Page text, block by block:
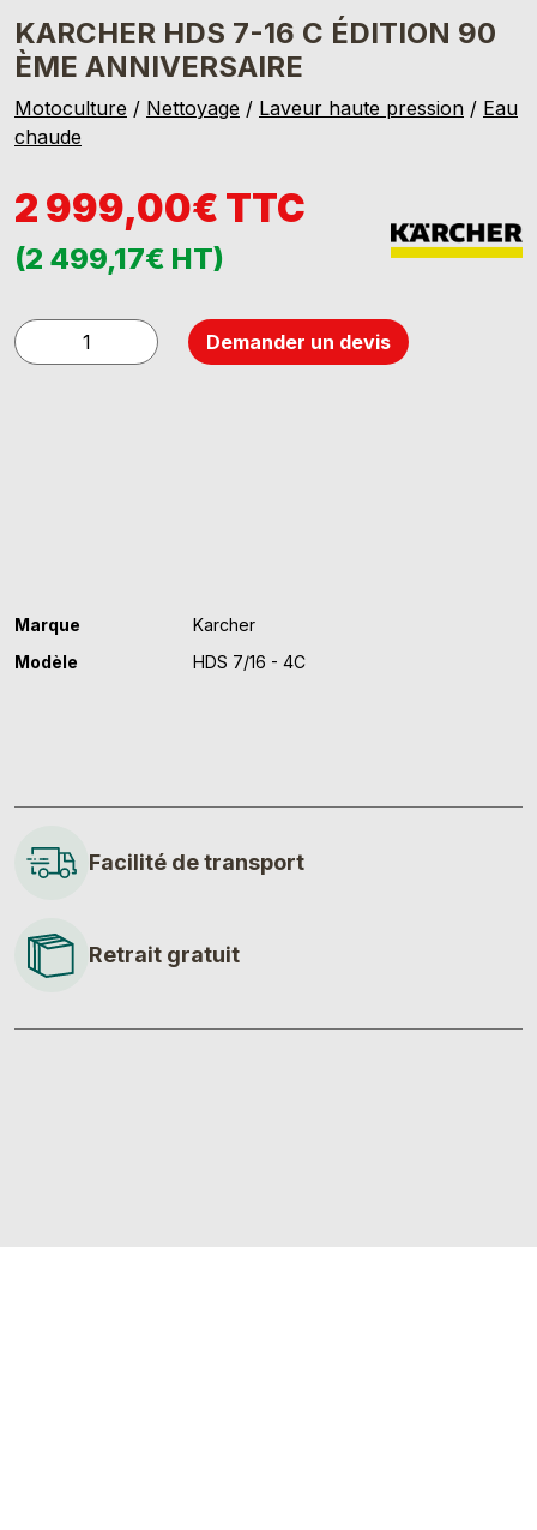
KARCHER HDS 7-16 C ÉDITION 90
ÈME ANNIVERSAIRE
Motoculture / Nettoyage / Laveur haute pression / Eau
chaude
2 999,00€ TTC
(2 499,17€ HT)
quantité
de
anniversaire
Demander un devis
Marque
Karcher
Modèle
HDS 7/16 - 4C
Facilité de transport
Retrait gratuit